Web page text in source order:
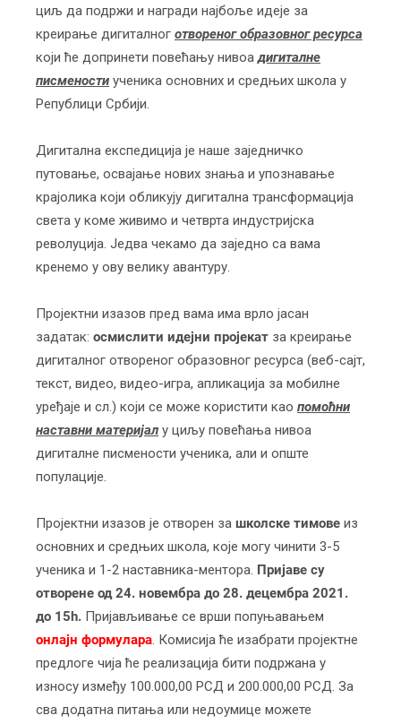
циљ да подржи и награди најбоље идеје за
креирање дигиталног отвореног образовног ресурса
који ће допринети повећању нивоадигиталне
писмености ученика основних и средњих школа у
Републици Србији.
Дигитална експедиција је наше заједничко
путовање, освајање нових знања и упознавање
крајолика који обликују дигитална трансформација
света у коме живимо и четврта индустријска
револуција. Једва чекамо да заједно са вама
кренемо у ову велику авантуру.
Пројектни изазов пред вама има врло јасан
задатак: осмислити идејни пројекат за креирање
дигиталног отвореног образовног ресурса (веб-сајт,
текст, видео, видео-игра, апликација за мобилне
уређаје и сл.) који се може користити као помоћни
наставни материјал у циљу повећања нивоа
дигиталне писмености ученика, али и опште
популације.
Пројектни изазов је отворен за школске тимове из
основних и средњих школа, које могу чинити 3-5
ученика и 1-2 наставника-ментора. Пријаве су
отворене од 24. новембра до 28. децембра 2021.
до 15h. Пријављивање се врши попуњавањем
онлајн формулара. Комисија ће изабрати пројектне
предлоге чија ће реализација бити подржана у
износу између 100.000,00 РСД и 200.000,00 РСД. За
сва додатна питања или недоумице можете